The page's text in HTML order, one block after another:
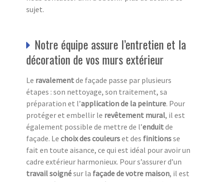
sujet.
Notre équipe assure l’entretien et la
décoration de vos murs extérieur
Le ravalementde façade passe par plusieurs
étapes : son nettoyage, son traitement, sa
préparation et l’application de la peinture. Pour
protéger et embellir le revêtement mural, il est
également possible de mettre de l’enduitde
façade. Le choix des couleurset des finitionsse
fait en toute aisance, ce qui est idéal pour avoir un
cadre extérieur harmonieux. Pour s’assurer d’un
travail soignésur la façade de votre maison, il est